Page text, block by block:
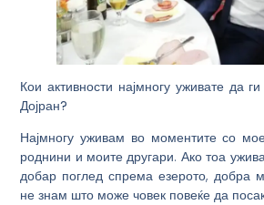
Кои активности најмногу уживате да
Дојран?
Најмногу уживам во моментите со
роднини и моите другари. Ако тоа
добар поглед спрема езерото, добра
не знам што може човек повеќе да